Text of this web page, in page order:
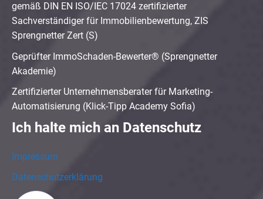
gemäß DIN EN ISO/IEC 17024 zertifizierter
Sachverständiger für Immobilienbewertung, ZIS
Sprengnetter Zert (S)
Geprüfter ImmoSchaden-Bewerter® (Sprengnetter
Akademie)
Zertifizierter Unternehmensberater für Marketing-
Automatisierung (Klick-Tipp Academy Sofia)
Ich halte mich an Datenschutz
Impressum
Datenschutzerklärung